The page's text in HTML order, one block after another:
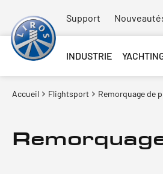
Support
INDUSTRIE
Accueil Flightsport Remorquage de